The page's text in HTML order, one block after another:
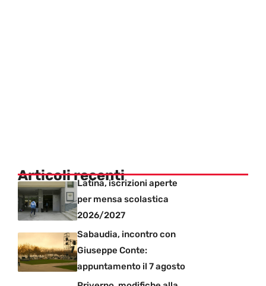
Articoli recentiLatina, iscrizioni aperte
per mensa scolastica
2026/2027
Sabaudia, incontro con
Giuseppe Conte:
appuntamento il 7 agosto